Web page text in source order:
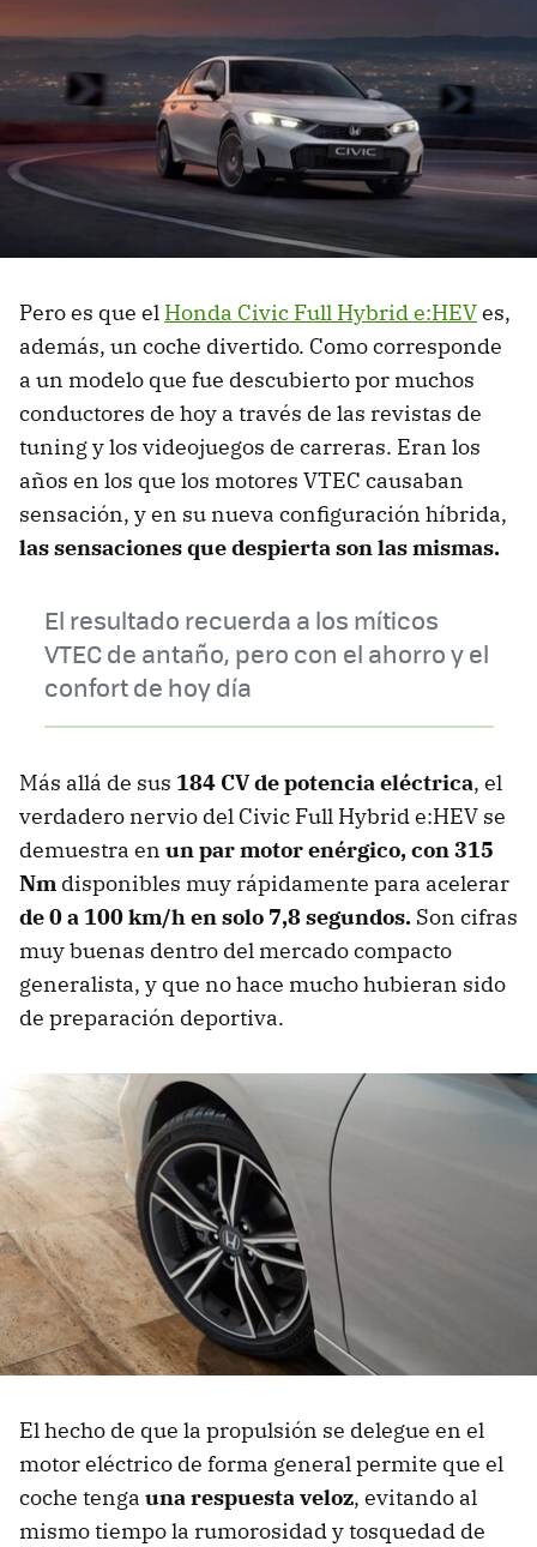
Pero es que el Honda Civic Full Hybrid e:HEVes,
además, un coche divertido. Como corresponde
a un modelo que fue descubierto por muchos
conductores de hoy a través de las revistas de
tuning y los videojuegos de carreras. Eran los
años en los que los motores VTEC causaban
sensación, y en su nueva configuración híbrida,
las sensaciones que despierta son las mismas.
El resultado recuerda a los míticos
VTEC de antaño, pero con el ahorro y el
confort de hoy día
Más allá de sus 184 CV de potencia eléctrica, el
verdadero nervio del Civic Full Hybrid e:HEV se
demuestra en un par motor enérgico, con 315
Nm disponibles muy rápidamente para acelerar
de 0 a 100 km/h en solo 7,8 segundos. Son cifras
muy buenas dentro del mercado compacto
generalista, y que no hace mucho hubieran sido
de preparación deportiva.
El hecho de que la propulsión se delegue en el
motor eléctrico de forma general permite que el
coche tenga una respuesta veloz, evitando al
mismo tiempo la rumorosidad y tosquedad de